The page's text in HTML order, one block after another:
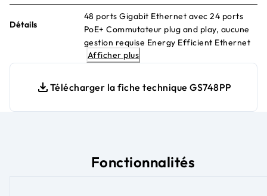
Détails
48 ports Gigabit Ethernet avec 24 ports
PoE+ Commutateur plug and play, aucune
gestion requise Energy Efficient Ethernet
pour des économies d'énergie maximales
fonctionnement silencieux Montage en
rack ou sur bureau
Afficher plus
Télécharger la fiche technique GS748PP
Fonctionnalités